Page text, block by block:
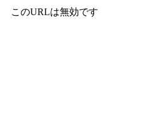
このURLは無効です